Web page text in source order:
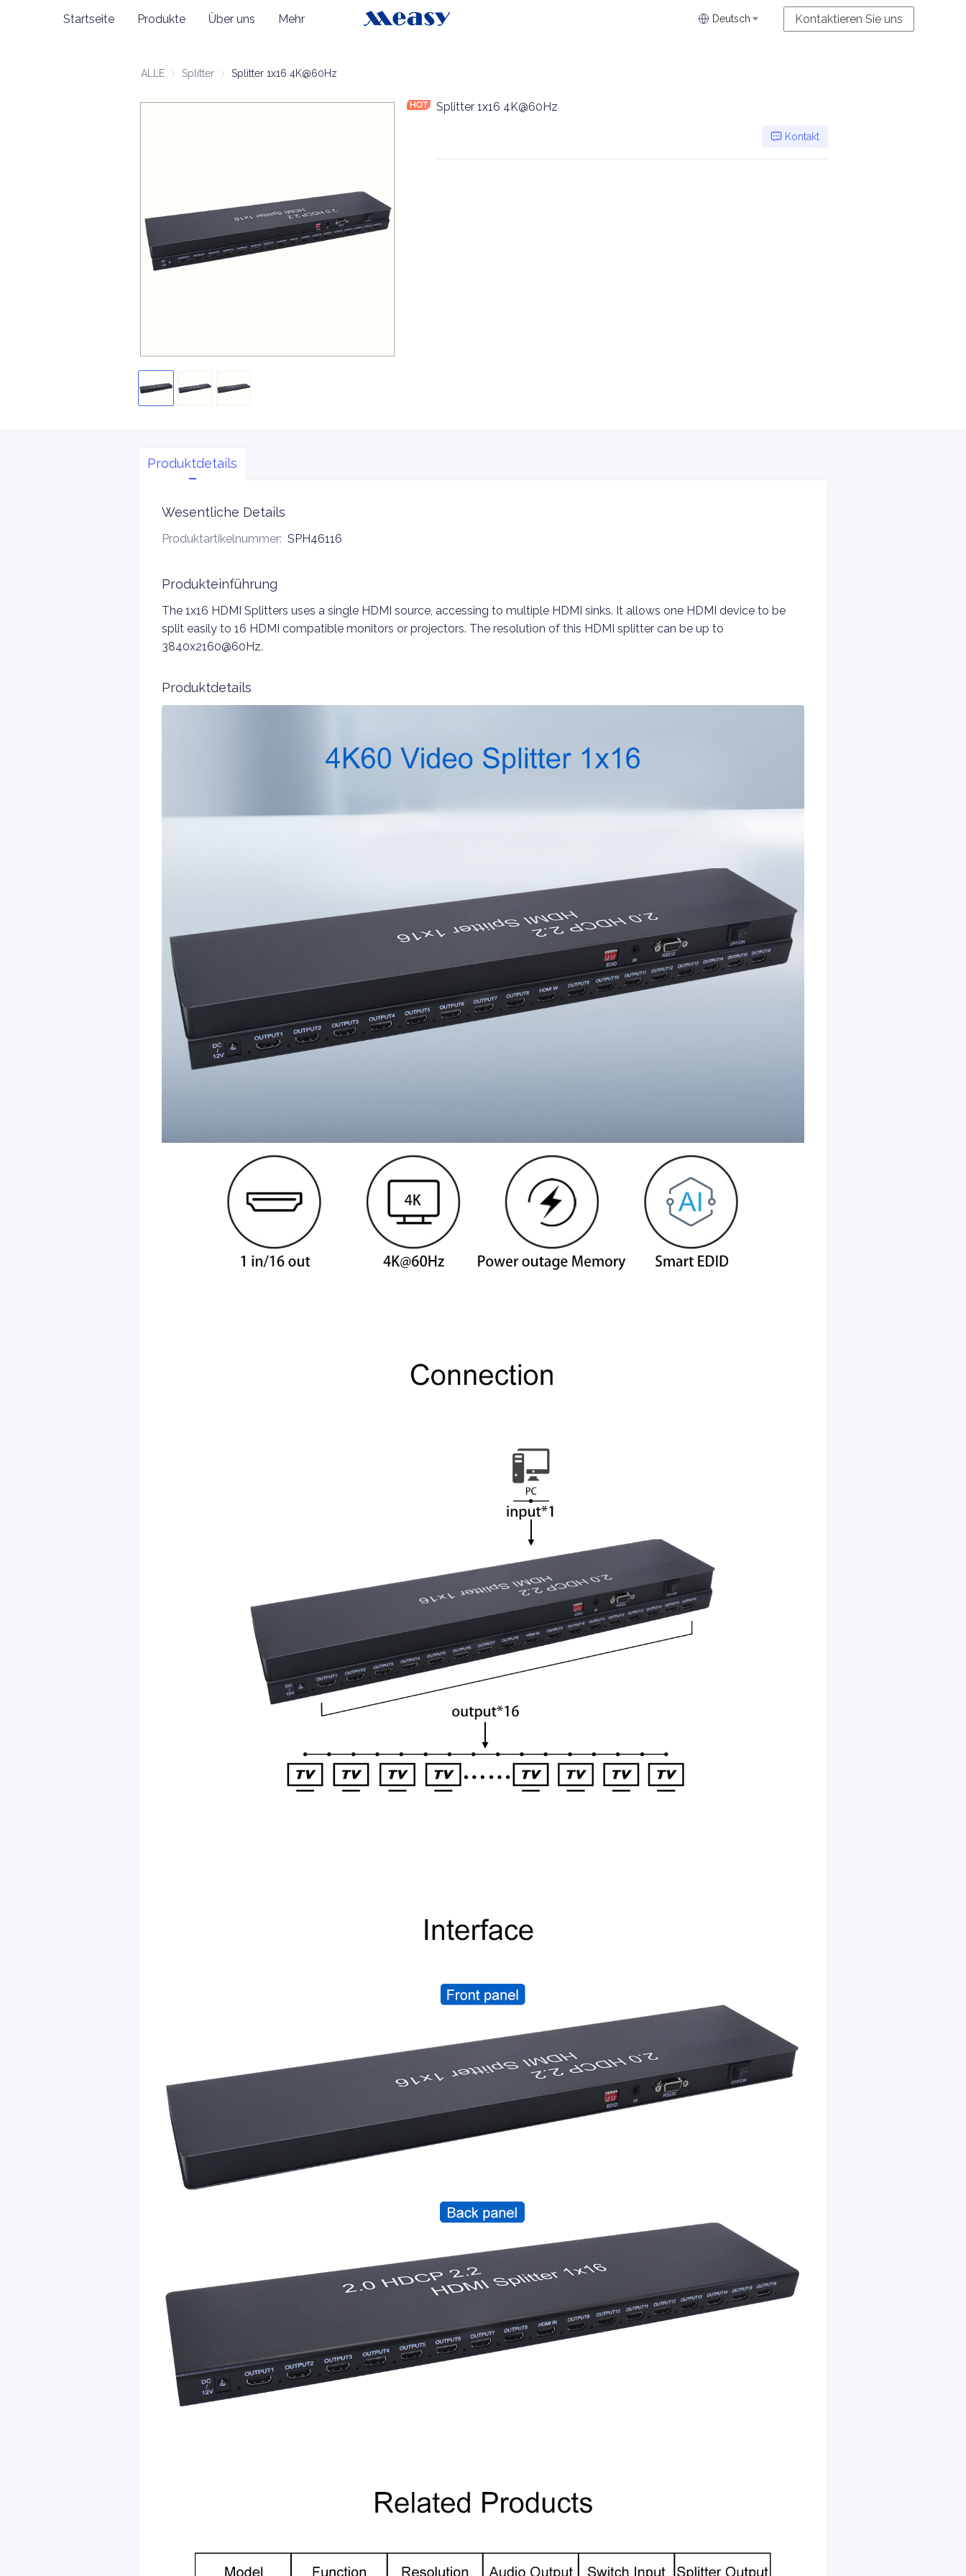
Startseite Produkte Über uns Mehr Deutsch Kontaktieren Sie uns
ALLE Splitter SplitterSplitter 1x16 4K@60Hz
Splitter 1x16 4K@60Hz
Kontakt
Produktdetails
Wesentliche Details
Produktartikelnummer: SPH46116
Produkteinführung
The 1x16 HDMI Splitters uses a single HDMI source, accessing to multiple HDMI sinks. It allows one HDMI device to be
split easily to 16 HDMI compatible monitors or projectors. The resolution of this HDMI splitter can be up to
3840x2160@60Hz.
Produktdetails